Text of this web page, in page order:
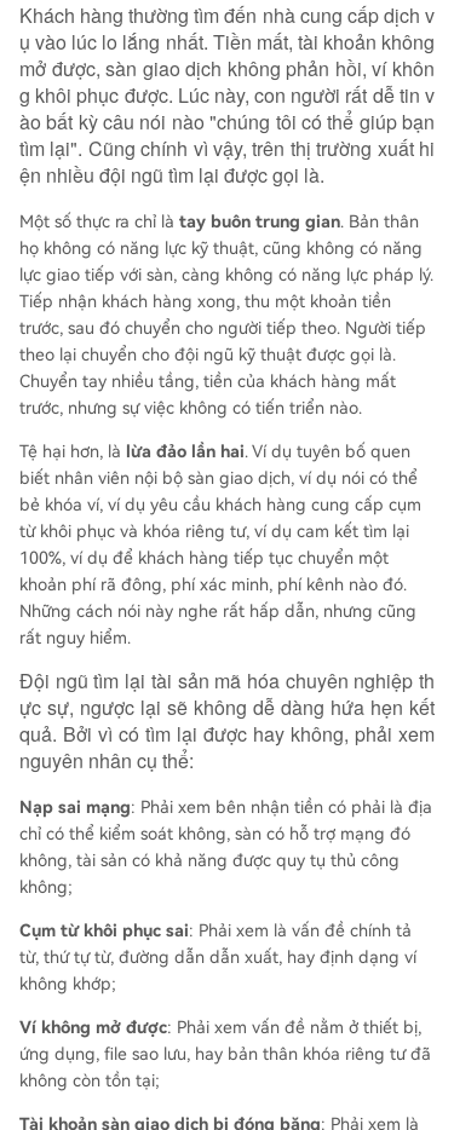
Khách hàng thường tìm đến nhà cung cấp dịch v
ụ vào lúc lo lắng nhất. Tiền mất, tài khoản không
mở được, sàn giao dịch không phản hồi, ví khôn
g khôi phục được. Lúc này, con người rất dễ tin v
ào bất kỳ câu nói nào "chúng tôi có thể giúp bạn
tìm lại". Cũng chính vì vậy, trên thị trường xuất hi
ện nhiều đội ngũ tìm lại được gọi là.
Một số thực ra chỉ là tay buôn trung gian. Bản thân
họ không có năng lực kỹ thuật, cũng không có năng
lực giao tiếp với sàn, càng không có năng lực pháp lý.
Tiếp nhận khách hàng xong, thu một khoản tiền
trước, sau đó chuyển cho người tiếp theo. Người tiếp
theo lại chuyển cho đội ngũ kỹ thuật được gọi là.
Chuyển tay nhiều tầng, tiền của khách hàng mất
trước, nhưng sự việc không có tiến triển nào.
Tệ hại hơn, là lừa đảo lần hai. Ví dụ tuyên bố quen
biết nhân viên nội bộ sàn giao dịch, ví dụ nói có thể
bẻ khóa ví, ví dụ yêu cầu khách hàng cung cấp cụm
từ khôi phục và khóa riêng tư, ví dụ cam kết tìm lại
100%, ví dụ để khách hàng tiếp tục chuyển một
khoản phí rã đông, phí xác minh, phí kênh nào đó.
Những cách nói này nghe rất hấp dẫn, nhưng cũng
rất nguy hiểm.
Đội ngũ tìm lại tài sản mã hóa chuyên nghiệp th
ực sự, ngược lại sẽ không dễ dàng hứa hẹn kết
quả. Bởi vì có tìm lại được hay không, phải xem
nguyên nhân cụ thể:
Nạp sai mạng: Phải xem bên nhận tiền có phải là địa
chỉ có thể kiểm soát không, sàn có hỗ trợ mạng đó
không, tài sản có khả năng được quy tụ thủ công
không;
Cụm từ khôi phục sai: Phải xem là vấn đề chính tả
từ, thứ tự từ, đường dẫn dẫn xuất, hay định dạng ví
không khớp;
Ví không mở được: Phải xem vấn đề nằm ở thiết bị,
ứng dụng, file sao lưu, hay bản thân khóa riêng tư đã
không còn tồn tại;
Tài khoản sàn giao dịch bị đóng băng: Phải xem là